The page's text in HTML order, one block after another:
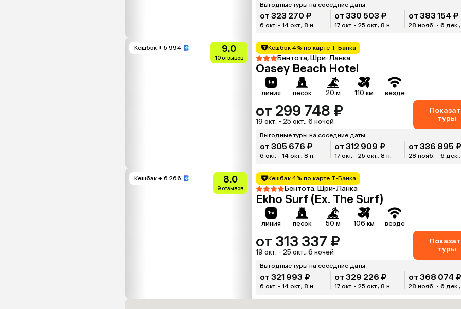
Выгодные туры на соседние даты
от 323 270 ₽
6 окт. - 14 окт., 8 н.
от 330 503 ₽
17 окт. - 25 окт., 8 н.
от 383 154 ₽
28 нояб. - 6 дек.,
Кешбэк + 5 994 9.0
10 отзывов
Кешбэк 4% по карте Т-Банка
Бентота, Шри-Ланка
Oasey Beach Hotel
линия песок 20 м 110 км везде
от 299 748 ₽
19 окт. - 25 окт., 6 ночей
туры
Выгодные туры на соседние даты
от 305 676 ₽
6 окт. - 14 окт., 8 н.
от 312 909 ₽
17 окт. - 25 окт., 8 н.
от 336 895 ₽
28 нояб. - 6 дек.,
Кешбэк + 6 266 8.0
9 отзывов
Кешбэк 4% по карте Т-Банка
Бентота, Шри-Ланка
Ekho Surf (Ex. The Surf)
линия песок 50 м 106 км везде
от 313 337 ₽
19 окт. - 25 окт., 6 ночей
туры
Выгодные туры на соседние даты
от 321 993 ₽
6 окт. - 14 окт., 8 н.
от 329 226 ₽
17 окт. - 25 окт., 8 н.
от 368 074 ₽
28 нояб. - 6 дек.,